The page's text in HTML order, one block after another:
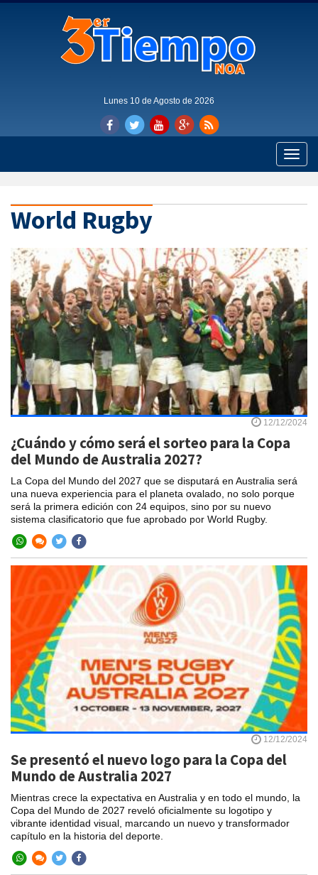
Lunes 10 de Agosto de 2026
Toggle
World Rugby
12/12/2024
¿Cuándo y cómo será el sorteo para la Copa
del Mundo de Australia 2027?
La Copa del Mundo del 2027 que se disputará en Australia será
una nueva experiencia para el planeta ovalado, no solo porque
será la primera edición con 24 equipos, sino por su nuevo
sistema clasificatorio que fue aprobado por World Rugby.
12/12/2024
Se presentó el nuevo logo para la Copa del
Mundo de Australia 2027
Mientras crece la expectativa en Australia y en todo el mundo, la
Copa del Mundo de 2027 reveló oficialmente su logotipo y
vibrante identidad visual, marcando un nuevo y transformador
capítulo en la historia del deporte.